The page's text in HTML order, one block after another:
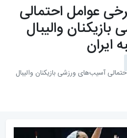
عوامل احتمالی
والیبال
ایران
آسیب‌های ورزشی بازیکنان والیبال